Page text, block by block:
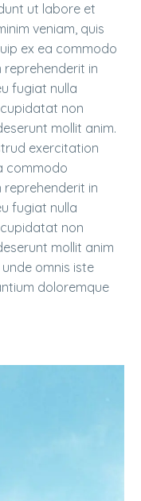
ut labore et
veniam, quis
ex ea commodo
reprehenderit in
fugiat nulla
non
mollit anim.
exercitation
commodo
reprehenderit in
fugiat nulla
non
mollit anim
omnis iste
doloremque